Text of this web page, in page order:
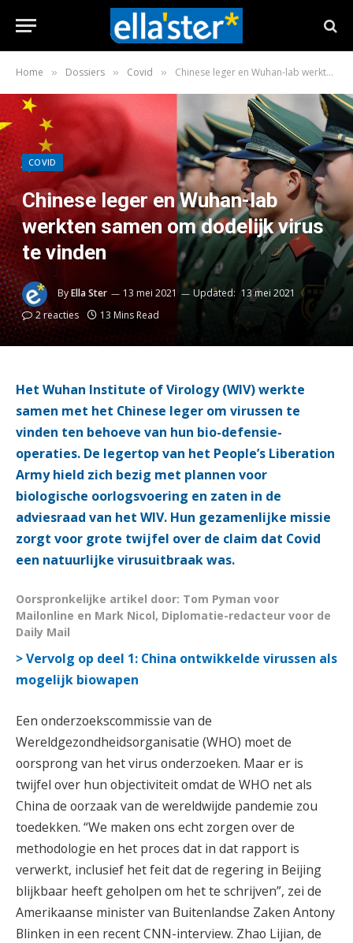
Home » Dossiers » Covid » Chinese leger en Wuhan-lab werkten samen om dodelijk virus te vinden
COVID
Chinese leger en Wuhan-lab
werkten samen om dodelijk virus
te vinden
ByElla Ster 13 mei 2021 Updated: 13 mei 2021
2 reacties
13 Mins Read
Het Wuhan Institute of Virology (WIV) werkte
samen met het Chinese leger om virussen te
vinden ten behoeve van hun bio-defensie-
operaties. De legertop van het People’s Liberation
Army hield zich bezig met plannen voor
biologische oorlogsvoering en zaten in de
adviesraad van het WIV. Hun gezamenlijke missie
zorgt voor grote twijfel over de claim dat Covid
een natuurlijke virusuitbraak was.
Oorspronkelijke artikel door: Tom Pyman voor
Mailonline en Mark Nicol, Diplomatie-redacteur voor de
Daily Mail
> Vervolg op deel 1: China ontwikkelde virussen als
mogelijk biowapen
Een onderzoekscommissie van de
Wereldgezondheidsorganisatie (WHO) moet de
oorsprong van het virus onderzoeken. Maar er is
twijfel over hun objectiviteit omdat de WHO net als
China de oorzaak van de wereldwijde pandemie zou
toedekken. “We maken ons echt zorgen over de
methodologie en het proces dat in dat rapport is
verwerkt, inclusief het feit dat de regering in Beijing
blijkbaar heeft geholpen om het te schrijven”, zei de
Amerikaanse minister van Buitenlandse Zaken Antony
Blinken in een recent CNN-interview. Zhao Lijian, de